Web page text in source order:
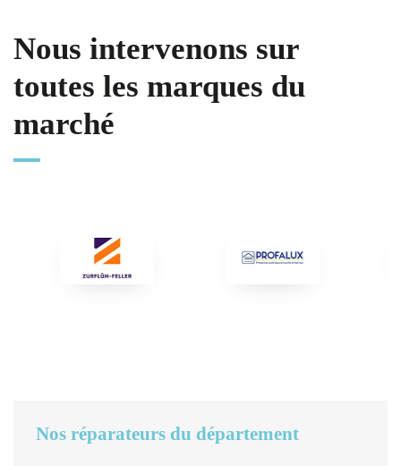
Nous intervenons sur
toutes les marques du
marché
Nos réparateurs du département